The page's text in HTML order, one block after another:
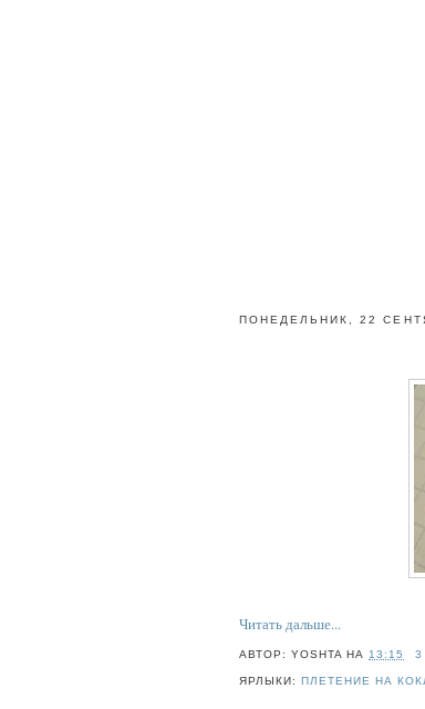
ПОНЕДЕЛЬНИК, 22
Читать дальше...
АВТОР:YOSHTA НА 13:15
ЯРЛЫКИ:ПЛЕТЕНИЕ НА